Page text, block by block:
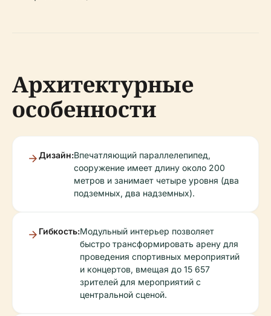
Архитектурные
особенности
Дизайн:Впечатляющий параллелепипед,
сооружение имеет длину около 200
метров и занимает четыре уровня (два
подземных, два надземных).
Гибкость:Модульный интерьер позволяет
быстро трансформировать арену для
проведения спортивных мероприятий
и концертов, вмещая до 15 657
зрителей для мероприятий с
центральной сценой.